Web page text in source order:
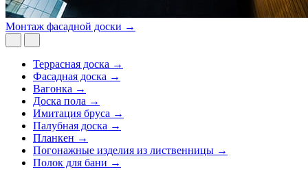
Монтаж фасадной доски →
Террасная доска →
Фасадная доска →
Вагонка →
Доска пола →
Имитация бруса →
Палубная доска →
Планкен →
Погонажные изделия из лиственницы →
Полок для бани →